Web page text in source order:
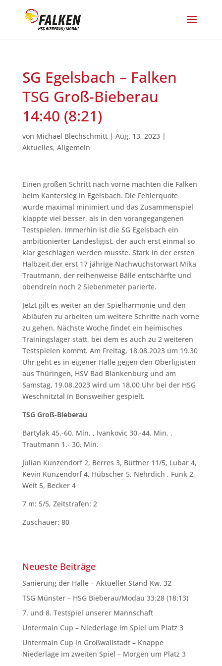
SG Egelsbach – Falken
TSG Groß-Bieberau
14:40 (8:21)
von Michael Blechschmitt| Aug. 13, 2023|
Aktuelles, Allgemein
Einen großen Schritt nach vorne machten die Falken
beim Kantersieg in Egelsbach. Die Fehlerquote
wurde maximal minimiert und das Zusammenspiel
klappte viel besser, als in den vorangegangenen
Testspielen. Immerhin ist die SG Egelsbach ein
ambitionierter Landesligist, der auch erst einmal so
klar geschlagen werden musste. Stark in der ersten
Halbzeit der erst 17 jährige Nachwuchstorwart Mika
Trautmann, der reihenweise Bälle entschärfte und
obendrein noch 2 Siebenmeter parierte.
Jetzt gilt es weiter an der Spielharmonie und den
Abläufen zu arbeiten um weitere Schritte nach vorne
zu gehen. Nächste Woche findet ein heimisches
Trainingslager statt, bei dem es auch zu 2 weiteren
Testspielen kommt. Am Freitag, 18.08.2023 um 19.30
Uhr geht es in eigener Halle gegen den Oberligisten
aus Thüringen, HSV Bad Blankenburg und am
Samstag, 19.08.2023 wird um 18.00 Uhr bei der HSG
Weschnitztal in Bonsweiher gespielt.
TSG Groß-Bieberau
Bartylak 45.-60. Min. , Ivankovic 30.-44. Min. ,
Trautmann 1.- 30. Min.
Julian Kunzendorf 2, Berres 3, Büttner 11/5, Lubar 4,
Kevin Kunzendorf 4, Hübscher 5, Nehrdich , Funk 2,
Weit 5, Becker 4
7 m: 5/5, Zeitstrafen: 2
Zuschauer: 80
Neueste Beiträge
Sanierung der Halle – Aktueller Stand Kw. 32
TSG Münster – HSG Bieberau/Modau 33:28 (18:13)
7. und 8. Testspiel unserer Mannschaft
Untermain Cup – Niederlage im Spiel um Platz 3
Untermain Cup in Großwallstadt – Knappe
Niederlage im zweiten Spiel – Morgen um Platz 3